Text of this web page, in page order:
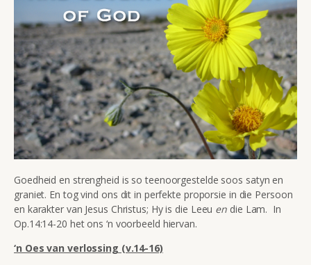
Goedheid en strengheid is so teenoorgestelde soos satyn en
graniet. En tog vind ons dit in perfekte proporsie in die Persoon
en karakter van Jesus Christus; Hy is die Leeu en die Lam. In
Op.14:14-20 het ons ‘n voorbeeld hiervan.
‘n Oes van verlossing (v.14-16)